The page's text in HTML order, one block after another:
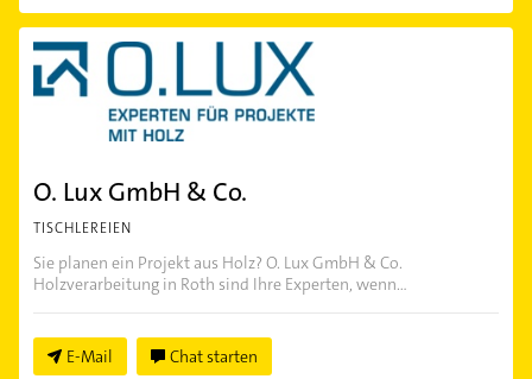
O. Lux GmbH & Co.
TISCHLEREIEN
Sie planen ein Projekt aus Holz? O. Lux GmbH & Co.
Holzverarbeitung in Roth sind Ihre Experten, wenn...
E-Mail Chat starten